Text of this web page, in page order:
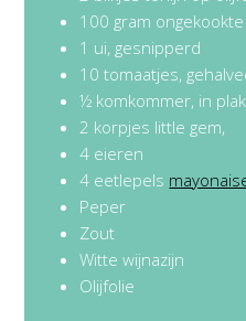
100 gram
1 ui, gesnipperd
10 tomaatjes,
½ komkommer, in
2 korpjes little gem,
4 eieren
4 eetlepels
Peper
Zout
Witte wijnazijn
Olijfolie